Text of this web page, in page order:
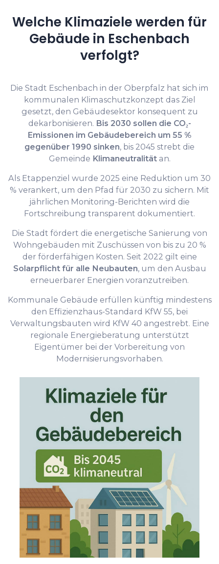
Welche Klimaziele werden für
Gebäude in Eschenbach
verfolgt?
Die Stadt Eschenbach in der Oberpfalz hat sich im
kommunalen Klimaschutzkonzept das Ziel
gesetzt, den Gebäudesektor konsequent zu
dekarbonisieren. Bis 2030 sollen die CO₂-
Emissionen im Gebäudebereich um 55 %
gegenüber 1990 sinken, bis 2045 strebt die
Gemeinde Klimaneutralitätan.
Als Etappenziel wurde 2025 eine Reduktion um 30
% verankert, um den Pfad für 2030 zu sichern. Mit
jährlichen Monitoring-Berichten wird die
Fortschreibung transparent dokumentiert.
Die Stadt fördert die energetische Sanierung von
Wohngebäuden mit Zuschüssen von bis zu 20 %
der förderfähigen Kosten. Seit 2022 gilt eine
Solarpflicht für alle Neubauten, um den Ausbau
erneuerbarer Energien voranzutreiben.
Kommunale Gebäude erfüllen künftig mindestens
den Effizienzhaus-Standard KfW 55, bei
Verwaltungsbauten wird KfW 40 angestrebt. Eine
regionale Energieberatung unterstützt
Eigentümer bei der Vorbereitung von
Modernisierungsvorhaben.